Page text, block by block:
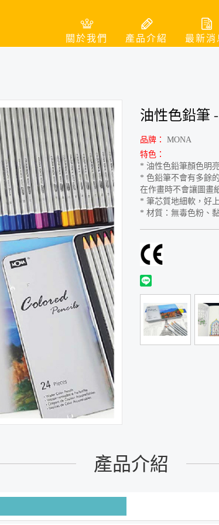
關於我們 產品介紹 最新消
油性色鉛筆 -
品牌：
MONA
特色：
* 油性色鉛筆顏色明
* 色鉛筆不會有多餘
在作畫時不會讓圖畫
* 筆芯質地細軟，好
* 材質：無毒色粉、
產品介紹